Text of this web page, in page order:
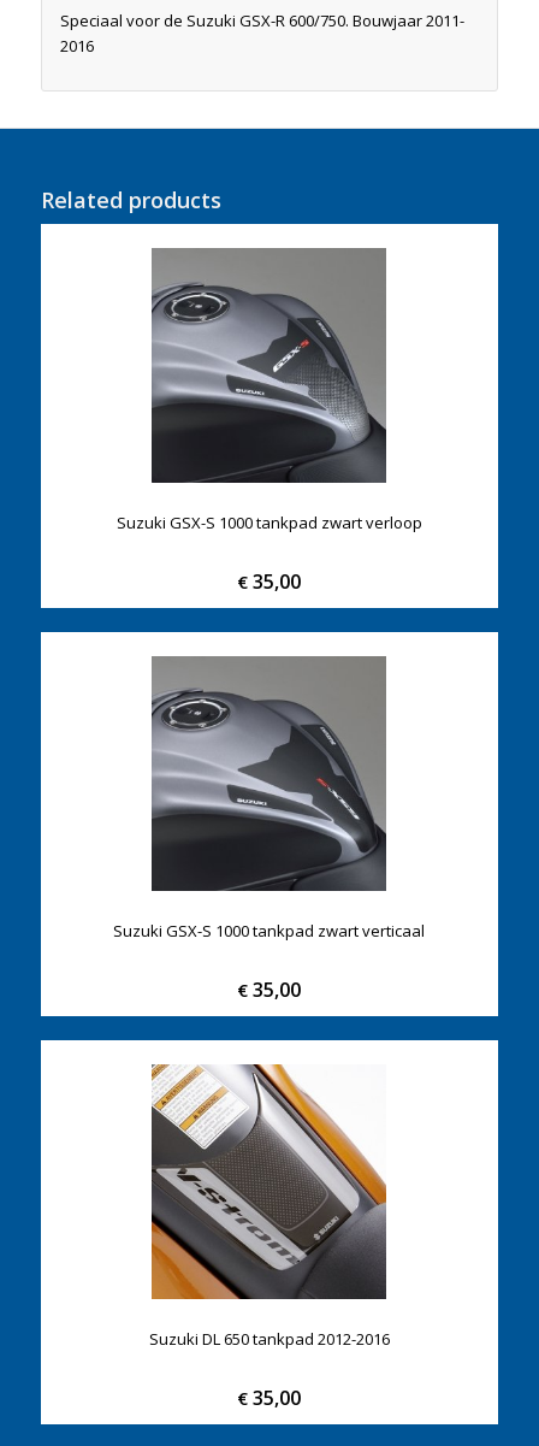
Speciaal voor de Suzuki GSX-R 600/750. Bouwjaar 2011-
2016
Related products
Suzuki GSX-S 1000 tankpad zwart verloop
€ 35,00
Suzuki GSX-S 1000 tankpad zwart verticaal
€ 35,00
Suzuki DL 650 tankpad 2012-2016
€ 35,00